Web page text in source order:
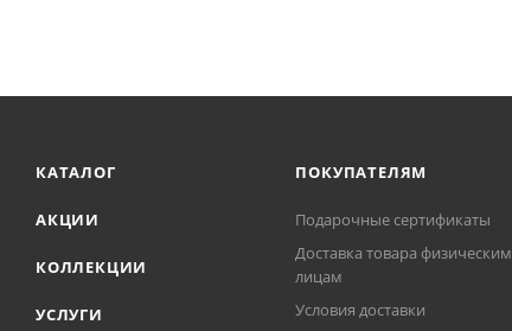
КАТАЛОГ
АКЦИИ
КОЛЛЕКЦИИ
УСЛУГИ
ПОКУПАТЕЛЯМ
Подарочные сертификаты
Доставка товара физическим
лицам
Условия доставки